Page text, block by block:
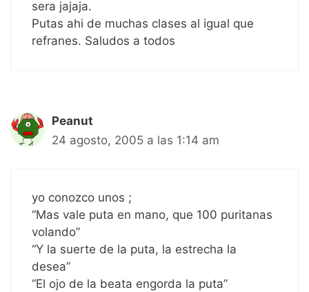
sera jajaja.
Putas ahi de muchas clases al igual que
refranes. Saludos a todos
Peanut
24 agosto, 2005 a las 1:14 am
yo conozco unos ;
“Mas vale puta en mano, que 100 puritanas
volando”
“Y la suerte de la puta, la estrecha la
desea”
“El ojo de la beata engorda la puta”